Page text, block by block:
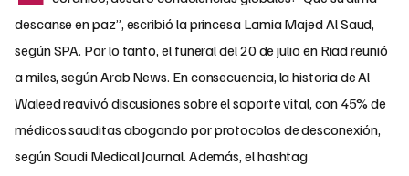
descanse en paz”, escribió la princesa Lamia Majed Al Saud,
según SPA. Por lo tanto, el funeral del 20 de julio en Riad reunió
a miles, según Arab News. En consecuencia, la historia de Al
Waleed reavivó discusiones sobre el soporte vital, con 45% de
médicos sauditas abogando por protocolos de desconexión,
según Saudi Medical Journal. Además, el hashtag